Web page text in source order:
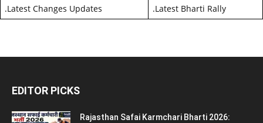
.Latest Changes Updates .Latest Bharti Rally
EDITOR PICKS
Rajasthan Safai Karmchari Bharti 2026: